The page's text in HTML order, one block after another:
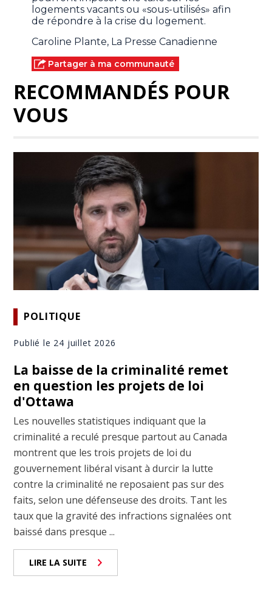
logements vacants ou «sous-utilisés» afin
de répondre à la crise du logement.
Caroline Plante, La Presse Canadienne
Partager à ma communauté
RECOMMANDÉS POUR
VOUS
POLITIQUE
Publié le 24 juillet 2026
La baisse de la criminalité remet
en question les projets de loi
d'Ottawa
Les nouvelles statistiques indiquant que la
criminalité a reculé presque partout au Canada
montrent que les trois projets de loi du
gouvernement libéral visant à durcir la lutte
contre la criminalité ne reposaient pas sur des
faits, selon une défenseuse des droits. Tant les
taux que la gravité des infractions signalées ont
baissé dans presque ...
LIRE LA SUITE